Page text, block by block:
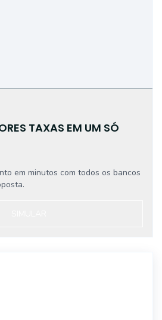
TAXAS EM UM SÓ
em minutos com todos os bancos